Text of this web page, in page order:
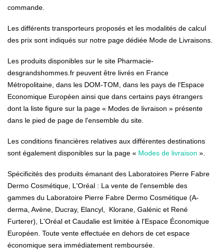
commande.
Les différents transporteurs proposés et les modalités de calcul
des prix sont indiqués sur notre page dédiée Mode de Livraisons.
Les produits disponibles sur le site Pharmacie-
desgrandshommes.fr peuvent être livrés en France
Métropolitaine, dans les DOM-TOM, dans les pays de l'Espace
Economique Européen ainsi que dans certains pays étrangers
dont la liste figure sur la page « Modes de livraison » présente
dans le pied de page de l'ensemble du site.
Les conditions financières relatives aux différentes destinations
sont également disponibles sur la page « Modes de livraison ».
Spécificités des produits émanant des Laboratoires Pierre Fabre
Dermo Cosmétique, L'Oréal : La vente de l'ensemble des
gammes du Laboratoire Pierre Fabre Dermo Cosmétique (A-
derma, Avène, Ducray, Elancyl, Klorane, Galénic et René
Furterer), L'Oréal et Caudalie est limitée à l'Espace Économique
Européen. Toute vente effectuée en dehors de cet espace
économique sera immédiatement remboursée.